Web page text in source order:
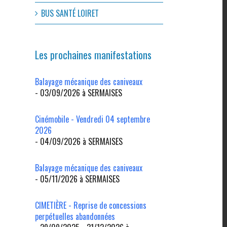
BUS SANTÉ LOIRET
Les prochaines manifestations
Balayage mécanique des caniveaux
- 03/09/2026 à SERMAISES
Cinémobile - Vendredi 04 septembre
2026
- 04/09/2026 à SERMAISES
Balayage mécanique des caniveaux
- 05/11/2026 à SERMAISES
CIMETIÈRE - Reprise de concessions
perpétuelles abandonnées